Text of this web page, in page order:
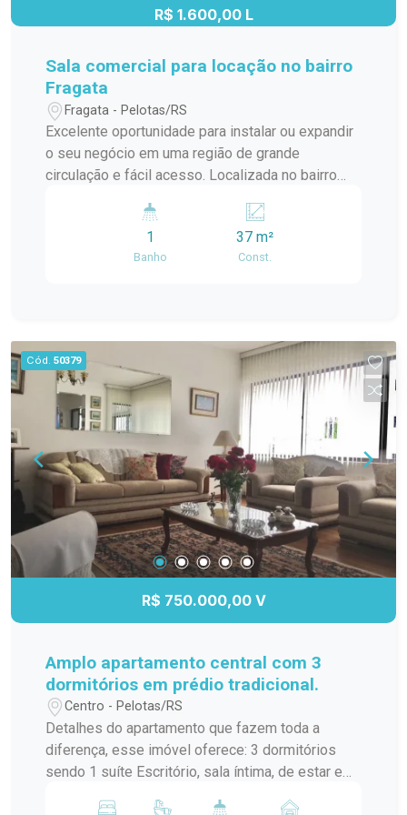
R$ 1.600,00 L
Sala comercial para locação no bairro
Fragata
Fragata - Pelotas/RS
Excelente oportunidade para instalar ou expandir
o seu negócio em uma região de grande
circulação e fácil acesso. Localizada no bairro
Supermercado Nicolini e ao Stok Center, em um
ponto estratégico que oferece praticidade,
visibilidade e comodidade para clientes e
com excelente potencial para escritórios,
consultórios, lojas ou prestação de serviços.
Localização Situada em uma região consolidada,
cercada por comércios, serviços e intenso fluxo
de pessoas, proporcionando mais visibilidade e
conveniência para o seu empreendimento. Se
você procura um espaço comercial bem
localizado e funcional para impulsionar o seu
negócio, esta é uma excelente oportunidade.
Fuhro Souto Negócios Imobiliários Entre em
contato e agende sua visita!
1
Banho
37 m²
Const.
Cód. 50379
R$ 750.000,00 V
Amplo apartamento central com 3
dormitórios em prédio tradicional.
Centro - Pelotas/RS
Detalhes do apartamento que fazem toda a
diferença, esse imóvel oferece: 3 dormitórios
sendo 1 suíte Escritório, sala íntima, de estar e